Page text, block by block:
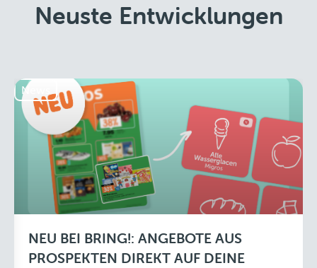
Neuste Entwicklungen
News
NEU BEI BRING!: ANGEBOTE AUS
PROSPEKTEN DIREKT AUF DEINE